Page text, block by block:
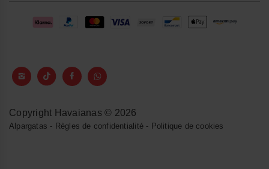
Copyright Havaianas © 2026
Alpargatas - Règles de confidentialité- Politique de cookies